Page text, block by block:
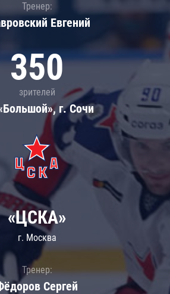
Тренер:
Евгений
350
зрителей
г. Сочи
«ЦСКА»
г. Москва
Тренер:
Сергей